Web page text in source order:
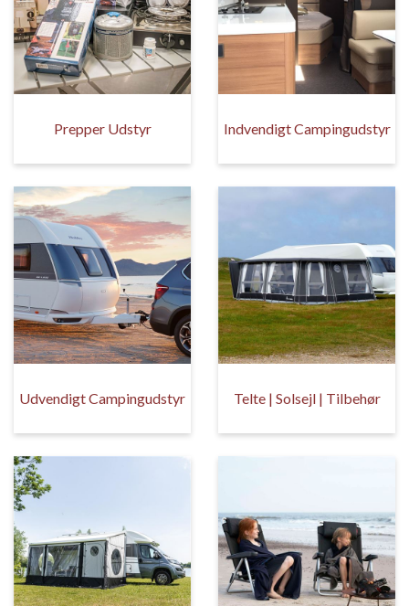
Prepper Udstyr Indvendigt Campingudstyr
Udvendigt Campingudstyr Telte | Solsejl | Tilbehør